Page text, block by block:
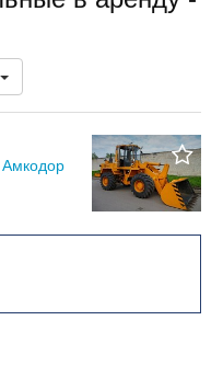
Амкодор